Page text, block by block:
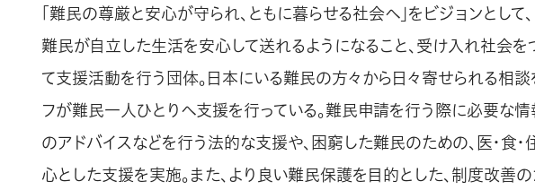
「難民の尊厳と安心が守られ、ともに暮らせる社会へ」をビジョンとして
難民が自立した生活を安心して送れるようになること、受け入れ社会を
て支援活動を行う団体。日本にいる難民の方々から日々寄せられる相談
フが難民一人ひとりへ支援を行っている。難民申請を行う際に必要な
のアドバイスなどを行う法的な支援や、困窮した難民のための、医・食
心とした支援を実施。また、より良い難民保護を目的とした、制度改善